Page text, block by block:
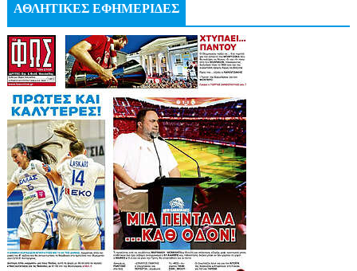
ΑΘΛΗΤΙΚΕΣ ΕΦΗΜΕΡΙΔΕΣ